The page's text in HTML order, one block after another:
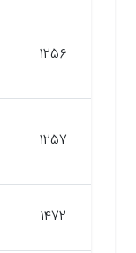
1256
1257
1472